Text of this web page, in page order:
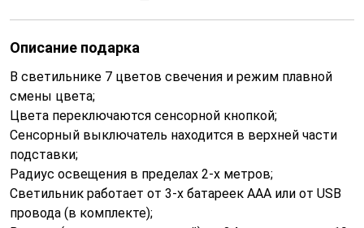
Описание подарка
В светильнике 7 цветов свечения и режим плавной
смены цвета;
Цвета переключаются сенсорной кнопкой;
Сенсорный выключатель находится в верхней части
подставки;
Радиус освещения в пределах 2-х метров;
Светильник работает от 3-х батареек ААА или от USB
провода (в комплекте);